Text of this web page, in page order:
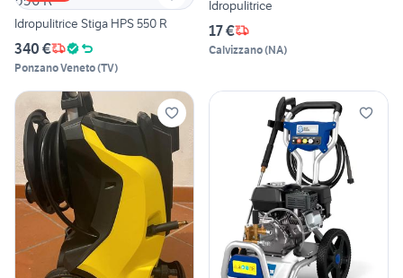
Idropulitrice Stiga HPS 550 R
340 €
Ponzano Veneto(TV)
Idropulitrice
17 €
Calvizzano(NA)